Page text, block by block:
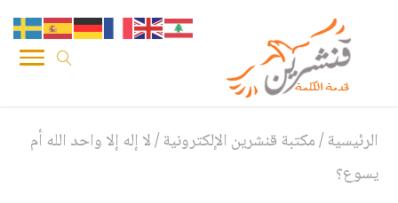
الرئيسية/مكتبة قنشرين الإلكترونية/لا إله إلا واحد الله أم
يسوع؟